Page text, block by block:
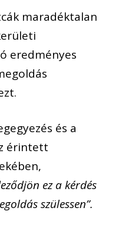
maradéktalan
eredményes
és a
érintett
ez a kérdés
szülessen”.